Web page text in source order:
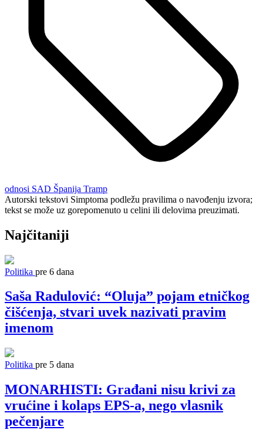
odnosi SAD Španija Tramp
Autorski tekstovi Simptoma podležu pravilima o navođenju izvora;
tekst se može uz gorepomenuto u celini ili delovima preuzimati.
Najčitaniji
Politika pre 6 dana
Saša Radulović: “Oluja” pojam etničkog
čišćenja, stvari uvek nazivati pravim
imenom
Politika pre 5 dana
MONARHISTI: Građani nisu krivi za
vrućine i kolaps EPS-a, nego vlasnik
pečenjare